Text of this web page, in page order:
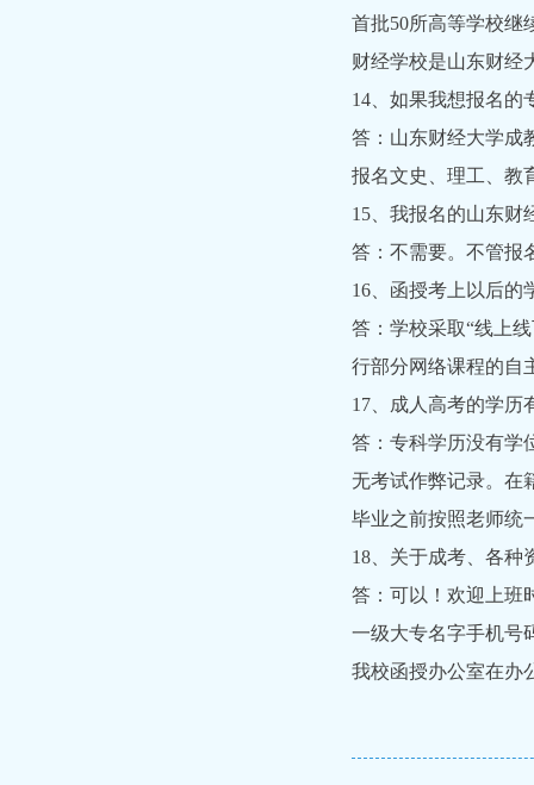
首批50所高等学校继
财经学校是山东财经
14、如果我想报名的
答：山东财经大学成
报名文史、理工、教
15、我报名的山东财
答：不需要。不管报
16、函授考上以后的
答：学校采取“线上
行部分网络课程的自
17、成人高考的学历
答：专科学历没有学
无考试作弊记录。在
毕业之前按照老师统
18、关于成考、各种
答：可以！欢迎上班
一级大专名字手机号
我校函授办公室在办